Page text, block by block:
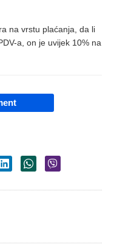
na vrstu plaćanja, da li
a, on je uvijek 10% na